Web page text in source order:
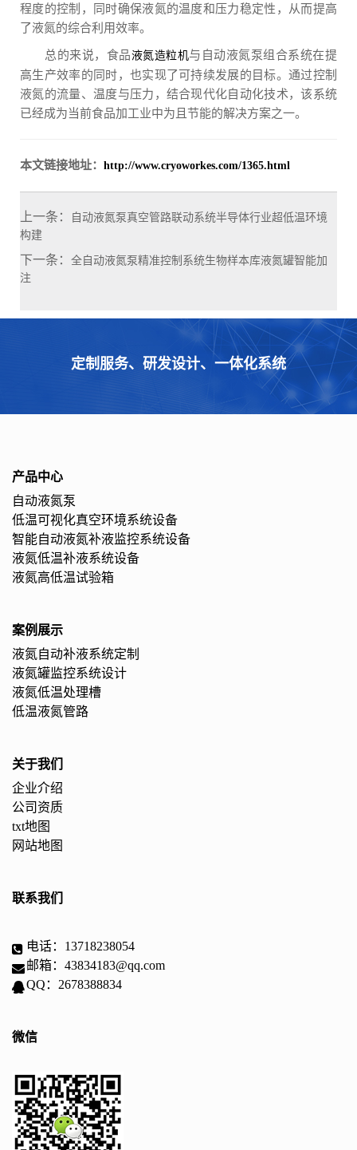
程度的控制，同时确保液氮的温度和压力稳定性，从而提高
了液氮的综合利用效率。
总的来说，食品液氮造粒机与自动液氮泵组合系统在提
高生产效率的同时，也实现了可持续发展的目标。通过控制
液氮的流量、温度与压力，结合现代化自动化技术，该系统
已经成为当前食品加工业中为且节能的解决方案之一。
本文链接地址： http://www.cryoworkes.com/1365.html
上一条：
自动液氮泵真空管路联动系统半导体行业超低温环境
构建
下一条： 全自动液氮泵精准控制系统生物样本库液氮罐智能加
注
定制服务、研发设计、一体化系统
产品中心
自动液氮泵
低温可视化真空环境系统设备
智能自动液氮补液监控系统设备
液氮低温补液系统设备
液氮高低温试验箱
案例展示
液氮自动补液系统定制
液氮罐监控系统设计
液氮低温处理槽
低温液氮管路
关于我们
企业介绍
公司资质
txt地图
网站地图
联系我们
电话：13718238054
邮箱：43834183@qq.com
QQ：2678388834
微信